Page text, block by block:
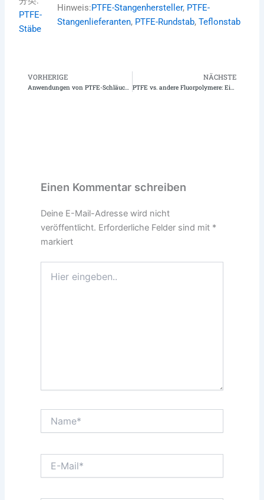
PTFE-
Stäbe
Hinweis:PTFE-Stangenhersteller, PTFE-
Stangenlieferanten, PTFE-Rundstab, Teflonstab
Zurück
VORHERIGE
Anwendungen von PTFE-Schläuchen mit Metallgeflecht: Haltbarkeit und Vielseitigkeit in modernen Industrien
NÄCHSTE
PTFE vs. andere Fluorpolymere: Ein umfassender Vergleichsleitfaden
Einen Kommentar schreiben
Deine E-Mail-Adresse wird nicht
veröffentlicht. Erforderliche Felder sind mit *
markiert
eingeben..
Mail*